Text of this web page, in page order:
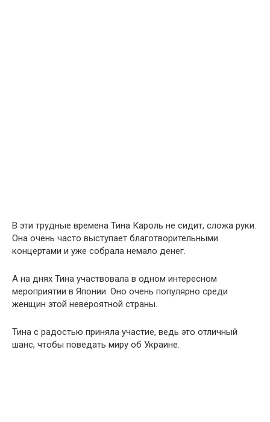
В эти трудные времена Тина Кароль не сидит, сложа руки.
Она очень часто выступает благотворительными
концертами и уже собрала немало денег.
А на днях Тина участвовала в одном интересном
мероприятии в Японии. Оно очень популярно среди
женщин этой невероятной страны.
Тина с радостью приняла участие, ведь это отличный
шанс, чтобы поведать миру об Украине.